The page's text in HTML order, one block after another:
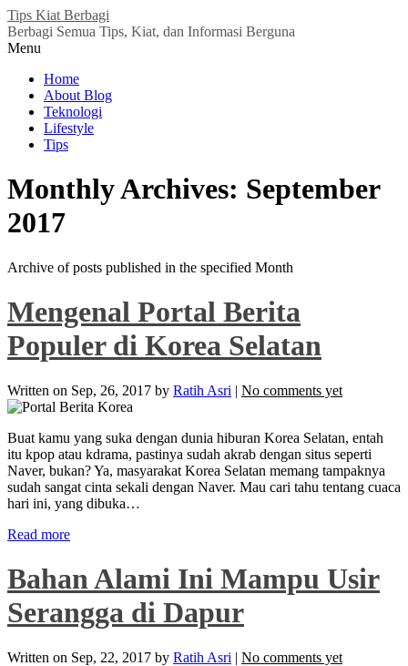
Tips Kiat Berbagi
Berbagi Semua Tips, Kiat, dan Informasi Berguna
Menu
Home
About Blog
Teknologi
Lifestyle
Tips
Monthly Archives: September
2017
Archive of posts published in the specified Month
Mengenal Portal Berita
Populer di Korea Selatan
Written on Sep, 26, 2017 by Ratih Asri | No comments yet
Buat kamu yang suka dengan dunia hiburan Korea Selatan, entah
itu kpop atau kdrama, pastinya sudah akrab dengan situs seperti
Naver, bukan? Ya, masyarakat Korea Selatan memang tampaknya
sudah sangat cinta sekali dengan Naver. Mau cari tahu tentang cuaca
hari ini, yang dibuka…
Read more
Bahan Alami Ini Mampu Usir
Serangga di Dapur
Written on Sep, 22, 2017 by Ratih Asri | No comments yet